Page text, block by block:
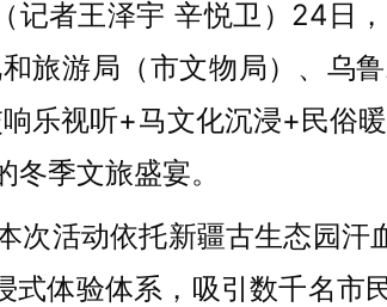
者王泽宇 辛悦卫）24日
旅游局（市文物局）、乌
乐视听+马文化沉浸+民俗
季文旅盛宴。
次活动依托新疆古生态园
式体验体系，吸引数千名